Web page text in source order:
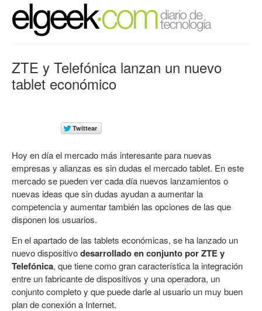
ZTE y Telefónica lanzan un nuevo
tablet económico
Hoy en día el mercado más interesante para nuevas
empresas y alianzas es sin dudas el mercado tablet. En este
mercado se pueden ver cada día nuevos lanzamientos o
nuevas ideas que sin dudas ayudan a aumentar la
competencia y aumentar también las opciones de las que
disponen los usuarios.
En el apartado de las tablets económicas, se ha lanzado un
nuevo dispositivodesarrollado en conjunto por ZTE y
Telefónica, que tiene como gran característica la integración
entre un fabricante de dispositivos y una operadora, un
conjunto completo y que puede darle al usuario un muy buen
plan de conexión a Internet.